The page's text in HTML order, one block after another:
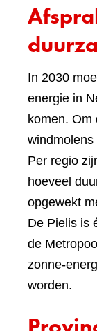
In 2030
energie in
komen. Om
Per regio
hoeveel
opgewekt
De Pielis is
de
zonne-
worden.